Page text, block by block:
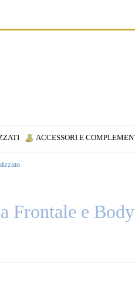
ACCESSORI E
Frontale e